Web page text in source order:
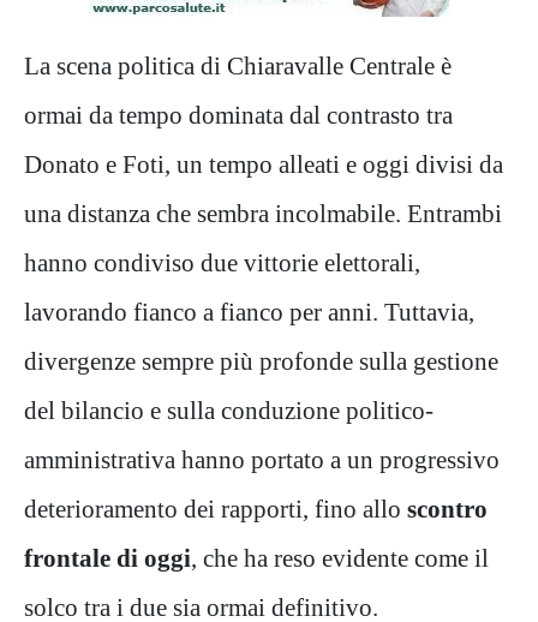
La scena politica di Chiaravalle Centrale è
ormai da tempo dominata dal contrasto tra
Donato e Foti, un tempo alleati e oggi divisi da
una distanza che sembra incolmabile. Entrambi
hanno condiviso due vittorie elettorali,
lavorando fianco a fianco per anni. Tuttavia,
divergenze sempre più profonde sulla gestione
del bilancio e sulla conduzione politico-
amministrativa hanno portato a un progressivo
deterioramento dei rapporti, fino allo scontro
frontale di oggi , che ha reso evidente come il
solco tra i due sia ormai definitivo.